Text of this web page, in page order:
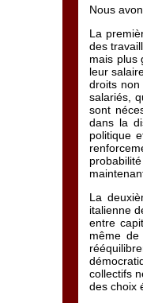
Nous
La
des
mais plus
leur
droits non
salariés,
sont
dans la
politique
La
italienne
entre
même
collectifs
des choix